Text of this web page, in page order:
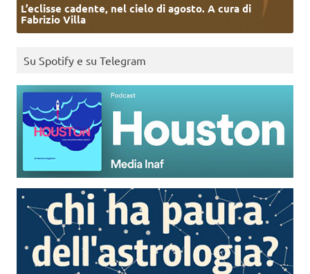
L’eclisse cadente, nel cielo di agosto. A cura di
Fabrizio Villa
Su Spotify e su Telegram